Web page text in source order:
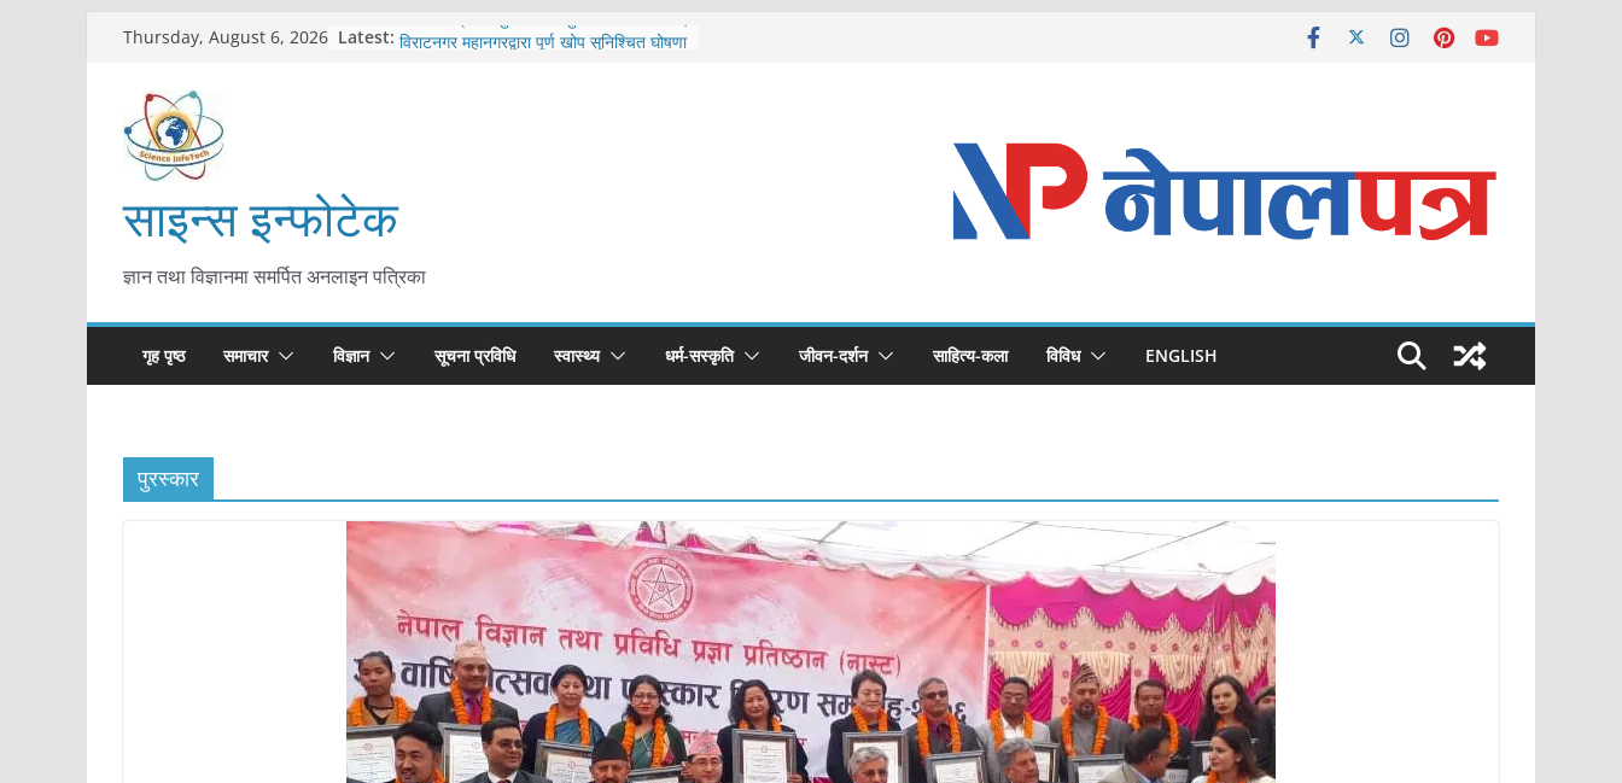
content
Thursday, August 6, 2026 Latest: कोरोना संक्रमण पुष्टिपछि दार्चुलाका सीमामा कडाइ
साइन्स इन्फोटेक
ज्ञान तथा विज्ञानमा समर्पित अनलाइन पत्रिका
गृह पृष्ठ समाचार विज्ञान सूचना प्रविधि स्वास्थ्य धर्म-सस्कृति जीवन-दर्शन साहित्य-कला विविध ENGLISH
पुरस्कार